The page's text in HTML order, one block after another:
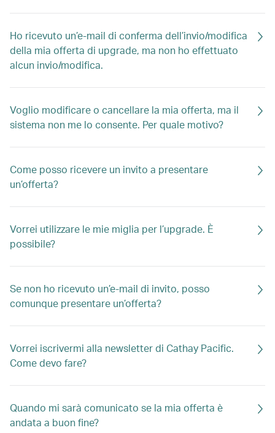
Ho ricevuto un’e-mail di conferma dell’invio/modifica
della mia offerta di upgrade, ma non ho effettuato
alcun invio/modifica.
Voglio modificare o cancellare la mia offerta, ma il
sistema non me lo consente. Per quale motivo?
Come posso ricevere un invito a presentare
un’offerta?
Vorrei utilizzare le mie miglia per l’upgrade. È
possibile?
Se non ho ricevuto un’e-mail di invito, posso
comunque presentare un’offerta?
Vorrei iscrivermi alla newsletter di Cathay Pacific.
Come devo fare?
Quando mi sarà comunicato se la mia offerta è
andata a buon fine?